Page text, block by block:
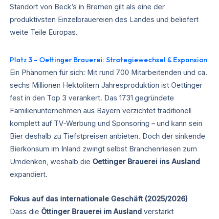
Standort von Beck’s in Bremen gilt als eine der
produktivsten Einzelbrauereien des Landes und beliefert
weite Teile Europas.
Platz 3 – Oettinger Brauerei: Strategiewechsel & Expansion
Ein Phänomen für sich: Mit rund 700 Mitarbeitenden und ca.
sechs Millionen Hektolitern Jahresproduktion ist Oettinger
fest in den Top 3 verankert. Das 1731 gegründete
Familienunternehmen aus Bayern verzichtet traditionell
komplett auf TV-Werbung und Sponsoring – und kann sein
Bier deshalb zu Tiefstpreisen anbieten. Doch der sinkende
Bierkonsum im Inland zwingt selbst Branchenriesen zum
Umdenken, weshalb die Oettinger Brauerei ins Ausland
expandiert.
Fokus auf das internationale Geschäft (2025/2026)
Dass die Öttinger Brauerei im Ausland verstärkt